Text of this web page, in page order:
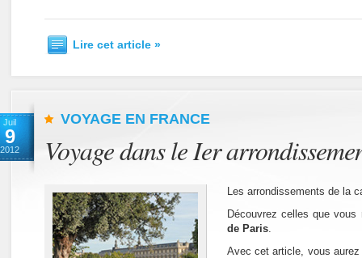
Lire cet article »
Juil
9
2012
VOYAGE EN FRANCE
Voyage dans le Ier
Les arrondissements de la
Découvrez celles que
de Paris.
Avec cet article, vous